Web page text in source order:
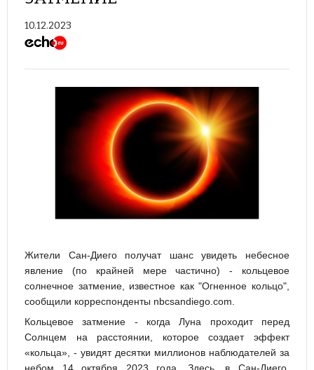
10.12.2023
Жители Сан-Диего получат шанс увидеть небесное
явление (по крайней мере частично) - кольцевое
солнечное затмение, известное как "Огненное кольцо",
сообщили корреспонденты nbcsandiego.com.
Кольцевое затмение - когда Луна проходит перед
Солнцем на расстоянии, которое создает эффект
«кольца», - увидят десятки миллионов наблюдателей за